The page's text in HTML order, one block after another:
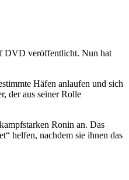
DVD veröffentlicht. Nun hat
Häfen anlaufen und sich
der aus seiner Rolle
Ronin an. Das
helfen, nachdem sie ihnen das